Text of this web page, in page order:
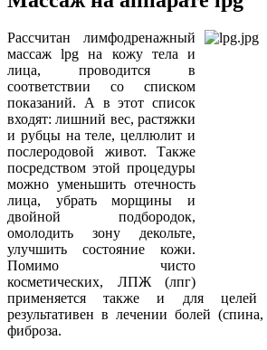
Рассчитан лимфодренажный
массаж lpg на кожу тела и
лица, проводится в
соответствии со списком
показаний. А в этот список
входят: лишний вес, растяжки
и рубцы на теле, целлюлит и
послеродовой живот. Также
посредством этой процедуры
можно уменьшить отечность
лица, убрать морщины и
двойной подбородок,
омолодить зону декольте,
улучшить состояние кожи.
Помимо чисто
косметических, ЛПЖ (лпг)
применяется также и для целей
результативен в лечении болей
фиброза.